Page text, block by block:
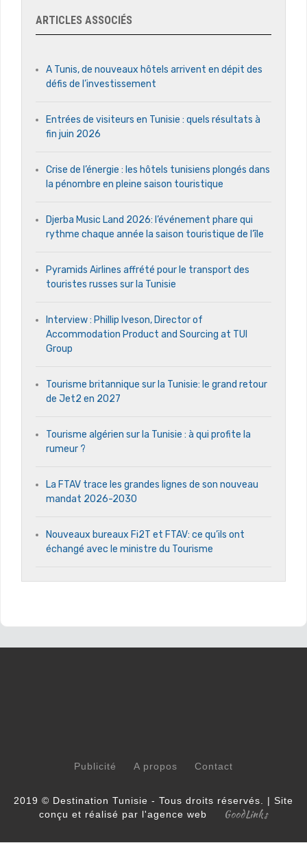
ARTICLES ASSOCIÉS
A Tunis, de nouveaux hôtels arrivent en dépit des
défis de l’investissement
Entrées de visiteurs en Tunisie : quels résultats à
fin juin 2026
Crise de l’énergie : les hôtels tunisiens plongés dans
la pénombre en pleine saison touristique
Djerba Music Land 2026: l’événement phare qui
rythme chaque année la saison touristique de l’île
Pyramids Airlines affrété pour le transport des
touristes russes sur la Tunisie
Interview : Phillip Iveson, Director of
Accommodation Product and Sourcing at TUI
Group
Tourisme britannique sur la Tunisie: le grand retour
de Jet2 en 2027
Tourisme algérien sur la Tunisie : à qui profite la
rumeur ?
La FTAV trace les grandes lignes de son nouveau
mandat 2026-2030
Nouveaux bureaux Fi2T et FTAV: ce qu’ils ont
échangé avec le ministre du Tourisme
Publicité A propos Contact
2019 © Destination Tunisie - Tous droits réservés. | Site
conçu et réalisé par l'agence web
GoodLinks